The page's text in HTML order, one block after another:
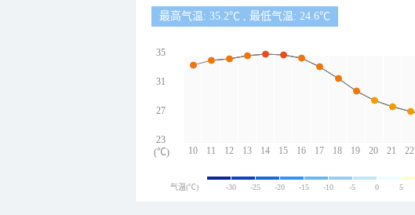
最高气温: 35.2℃ , 最低气温: 24.6℃
10 11 12 13 14 15 16 17 18 19 20 21 22
35
31
27
23
(℃)
气温(℃) -30 -25 -20 -15 -10 -5 0 5